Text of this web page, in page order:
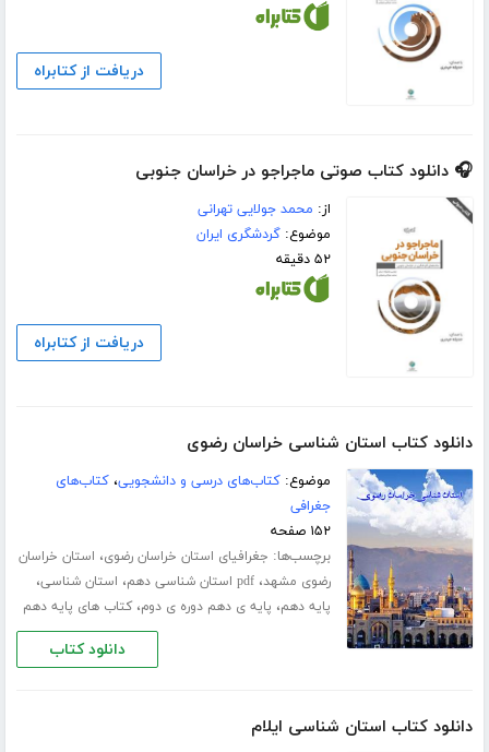
دریافت از کتابراه
🎧 دانلود کتاب صوتی ماجراجو در خراسان جنوبی
از: محمد جولایی تهرانی
موضوع:گردشگری ایران
۵۲ دقیقه
دریافت از کتابراه
دانلود کتاب استان شناسی خراسان رضوی
موضوع:کتاب‌های درسی و دانشجویی،کتاب‌های
جغرافی
۱۵۲ صفحه
برچسب‌ها: جغرافیای استان خراسان رضوی، استان خراسان
رضوی مشهد،pdf استان شناسی دهم ، استان شناسی،
پایه دهم، پایه ی دهم دوره ی دوم،کتاب های پایه دهم
دانلود کتاب
دانلود کتاب استان شناسی ایلام